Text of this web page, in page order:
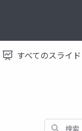
すべてのスライド
検索